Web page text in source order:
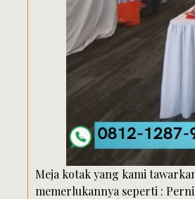
Meja kotak yang kami
memerlukannya seperti :